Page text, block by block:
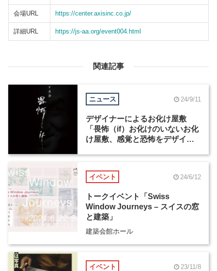
会場URL https://center.axisinc.co.jp/
詳細URL https://js-aa.org/event004.html
関連記事
ニュース 24/9/11
デザイナーによるお化け屋敷
「畏怖（if）お化けのいないお化
け屋敷、感覚と恐怖をデザイン
イベント 24/6/12
トークイベント「Swiss
Window Journeys – スイスの窓
と建築」
建築会館ホール
イベント 23/11/8